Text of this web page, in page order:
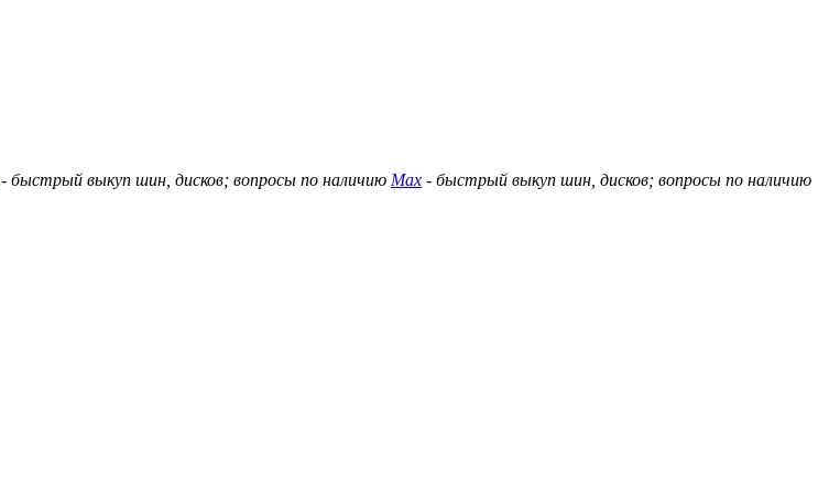
- быстрый выкуп шин, дисков; вопросы по наличию Max - быстрый выкуп шин, дисков; вопросы по наличию